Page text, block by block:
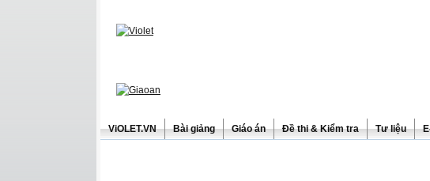
ViOLET.VN Bài giảng Giáo án Đề thi & Kiểm tra Tư liệu